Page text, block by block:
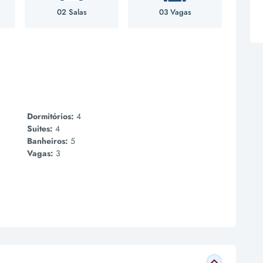
02 Salas 03 Vagas
Dormitórios: 4
Suites: 4
Banheiros: 5
Vagas: 3